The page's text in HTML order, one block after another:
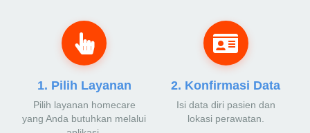
1. Pilih Layanan
Pilih layanan homecare
yang Anda butuhkan melalui
2. Konfirmasi Data
Isi data diri pasien dan
lokasi perawatan.